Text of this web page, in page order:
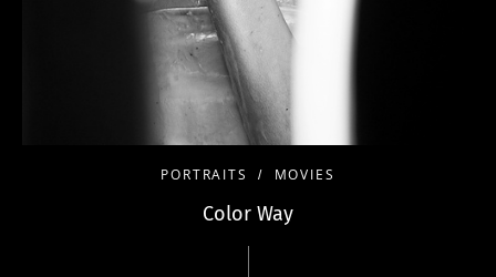
PORTRAITS MOVIES
Color Way